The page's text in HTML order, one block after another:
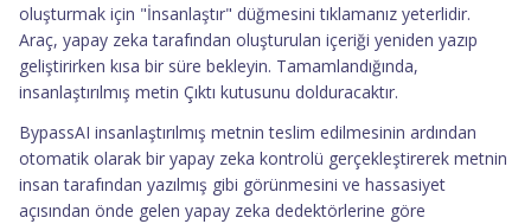
oluşturmak için "İnsanlaştır" düğmesini tıklamanız yeterlidir.
Araç, yapay zeka tarafından oluşturulan içeriği yeniden yazıp
geliştirirken kısa bir süre bekleyin. Tamamlandığında,
insanlaştırılmış metin Çıktı kutusunu dolduracaktır.
BypassAI insanlaştırılmış metnin teslim edilmesinin ardından
otomatik olarak bir yapay zeka kontrolü gerçekleştirerek metnin
insan tarafından yazılmış gibi görünmesini ve hassasiyet
açısından önde gelen yapay zeka dedektörlerine göre